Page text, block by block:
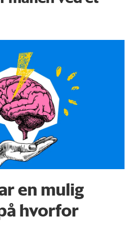
en mulig
hvorfor